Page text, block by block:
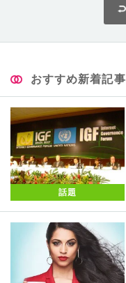
おすすめ新着記事
話題